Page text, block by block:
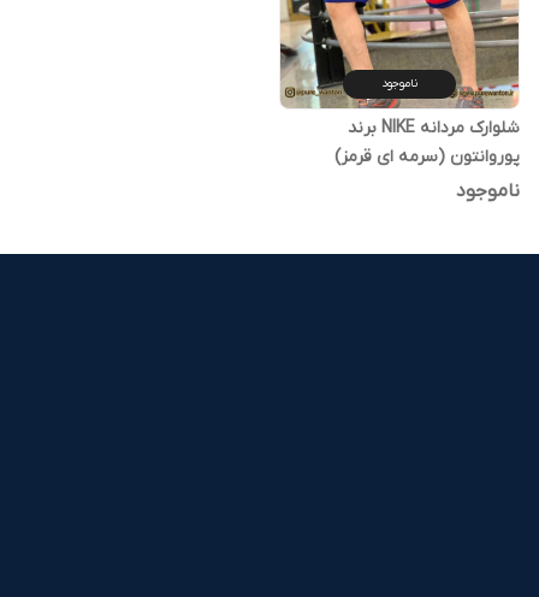
ناموجود
شلوارک مردانه NIKE برند
پوروانتون (سرمه ای قرمز)
ناموجود